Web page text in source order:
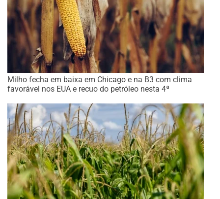
Milho fecha em baixa em Chicago e na B3 com clima
favorável nos EUA e recuo do petróleo nesta 4ª